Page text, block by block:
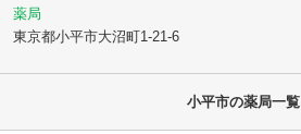
薬局
東京都小平市大沼町1-21-6
小平市の薬局一覧